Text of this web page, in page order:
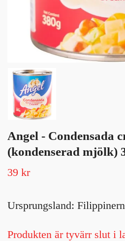
Angel - Condensada
(kondenserad mjölk)
39 kr
Ursprungsland:
Produkten är tyvärr slut i